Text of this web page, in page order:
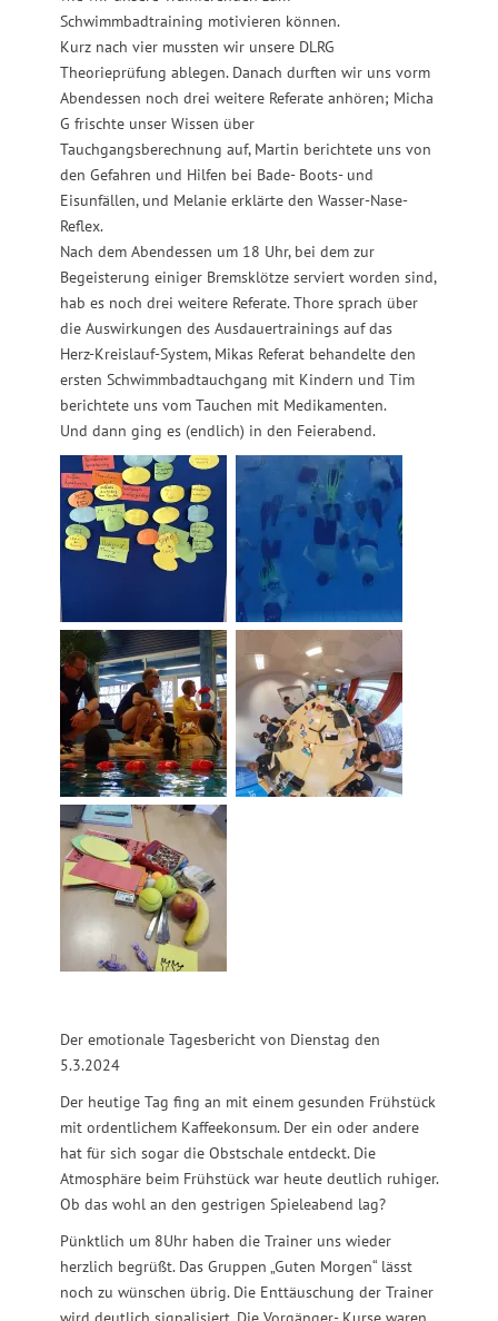
Schwimmbadtraining motivieren können.
Kurz nach vier mussten wir unsere DLRG
Theorieprüfung ablegen. Danach durften wir uns vorm
Abendessen noch drei weitere Referate anhören; Micha
G frischte unser Wissen über
Tauchgangsberechnung auf, Martin berichtete uns von
den Gefahren und Hilfen bei Bade- Boots- und
Eisunfällen, und Melanie erklärte den Wasser-Nase-
Reflex.
Nach dem Abendessen um 18 Uhr, bei dem zur
Begeisterung einiger Bremsklötze serviert worden sind,
hab es noch drei weitere Referate. Thore sprach über
die Auswirkungen des Ausdauertrainings auf das
Herz-Kreislauf-System, Mikas Referat behandelte den
ersten Schwimmbadtauchgang mit Kindern und Tim
berichtete uns vom Tauchen mit Medikamenten.
Und dann ging es (endlich) in den Feierabend.
Der emotionale Tagesbericht von Dienstag den
5.3.2024
Der heutige Tag fing an mit einem gesunden Frühstück
mit ordentlichem Kaffeekonsum. Der ein oder andere
hat für sich sogar die Obstschale entdeckt. Die
Atmosphäre beim Frühstück war heute deutlich ruhiger.
Ob das wohl an den gestrigen Spieleabend lag?
Pünktlich um 8Uhr haben die Trainer uns wieder
herzlich begrüßt. Das Gruppen „Guten Morgen“ lässt
noch zu wünschen übrig. Die Enttäuschung der Trainer